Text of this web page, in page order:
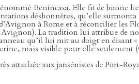
Benincasa. Elle fit de bonne
déshonnêtes, qu’elle
à Rome et à réconcilier les
La tradition lui attribue de
qu’il lui mit au doigt en disant
mais visible pour elle seulement
attachée aux jansénistes de Port-